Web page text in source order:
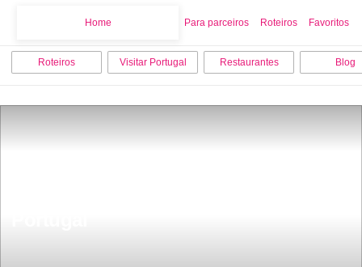
Home Para parceiros Roteiros Favoritos
Roteiros Visitar Portugal Restaurantes Blog